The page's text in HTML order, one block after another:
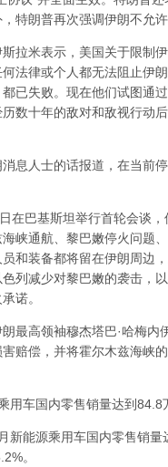
特朗普再次强调伊朗不允
米表示，美国关于限制伊
法律或个人都无法阻止伊
已失败。现在他们试图通
数十年的敌对和敌视行动
人士的话报道，在当前
巴基斯坦举行首轮会谈，
峡通航、黎巴嫩停火问题
和装备都将留在伊朗周边
列减少对黎巴嫩的袭击，
诺。
高领袖穆杰塔巴·哈梅内
赔偿，并将霍尔木兹海峡
车国内零售销量达到84.8
能源乘用车国内零售销量
。